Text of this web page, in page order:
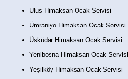
Ulus Himaksan Ocak Servisi
Ümraniye Himaksan Ocak Servisi
Üsküdar Himaksan Ocak Servisi
Yenibosna Himaksan Ocak Servisi
Yeşilköy Himaksan Ocak Servisi